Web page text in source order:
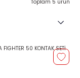
Toplam 5 ürün